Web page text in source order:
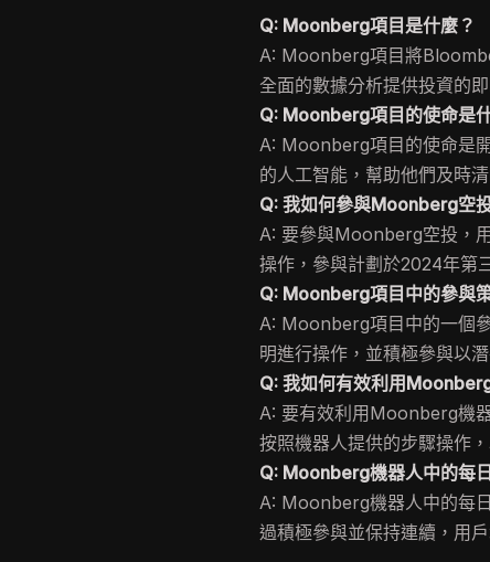
Q: Moonberg項目是什麼？
A: Moonberg項目將
全面的數據分析提供投資的即
Q: Moonberg項目的使命是
A: Moonberg項目的使命是
的人工智能，幫助他們及時
Q: 我如何參與Moonberg空
A: 要參與Moonberg空投，
操作，參與計劃於2024年第
Q: Moonberg項目中的參與
A: Moonberg項目中的一個
明進行操作，並積極參與以潛
Q: 我如何有效利用
A: 要有效利用Moonberg機
按照機器人提供的步驟操作
Q: Moonberg機器人中的每
A: Moonberg機器人中的每
過積極參與並保持連續，用